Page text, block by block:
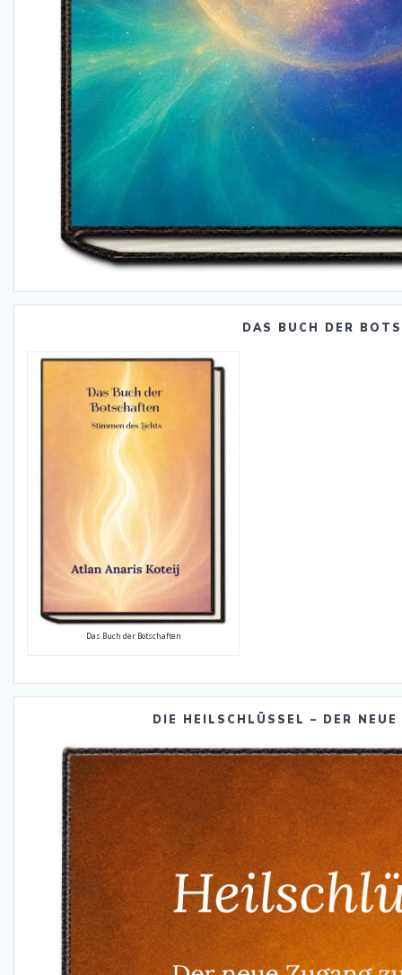
DAS BUCH DER
Das Buch der Botschaften
DIE HEILSCHLÜSSEL – DER